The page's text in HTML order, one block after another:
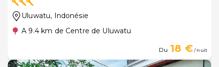
Uluwatu, Indonésie
A 9.4 km de Centre de Uluwatu
Du 18 €/ nuit